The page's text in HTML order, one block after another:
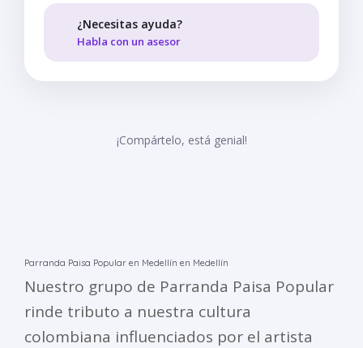
¿Necesitas ayuda?
Habla con un asesor
¡Compártelo, está genial!
Parranda Paisa Popular en Medellín en Medellín
Nuestro grupo de Parranda Paisa Popular
rinde tributo a nuestra cultura
colombiana influenciados por el artista